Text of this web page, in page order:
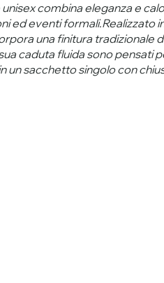
unisex combina eleganza e
ed eventi formali.Realizzato
una finitura tradizionale
caduta fluida sono pensati
un sacchetto singolo con